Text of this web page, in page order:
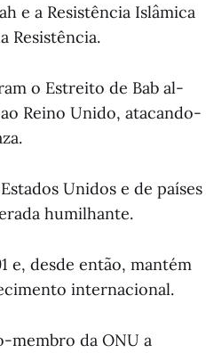
e a Resistência Islâmica
Resistência.
o Estreito de Bab al-
Reino Unido, atacando-
Unidos e de países
humilhante.
e, desde então, mantém
internacional.
membro da ONU a